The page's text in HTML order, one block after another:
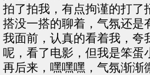
拍了拍我，有点拘谨的打了
搭没一搭的聊着，气氛还是
我面前，认真的看着我，夸
呢，看了电影，但我是笨蛋
再后来，嘿嘿嘿，气氛渐渐